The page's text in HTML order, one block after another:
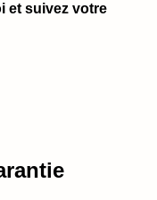
et suivez votre